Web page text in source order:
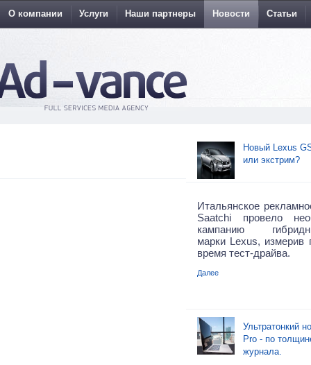
О компании Услуги Наши партнеры Новости Статьи
Новый Lexus
или экстрим?
Итальянское
Saatchi провело
кампанию
марки Lexus, измерив
время тест-драйва.
Далее
Ультратонкий
Pro - по
журнала.